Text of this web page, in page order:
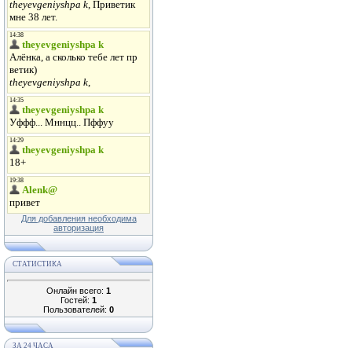
Для добавления необходима
авторизация
СТАТИСТИКА
Онлайн всего: 1
Гостей: 1
Пользователей: 0
ЗА 24 ЧАСА